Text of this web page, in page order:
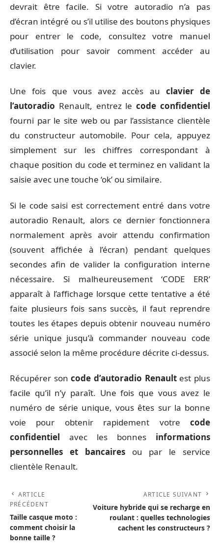
devrait être facile. Si votre autoradio n’a pas
d’écran intégré ou s’il utilise des boutons physiques
pour entrer le code, consultez votre manuel
d’utilisation pour savoir comment accéder au
clavier.
Une fois que vous avez accès au clavier de
l’autoradio Renault, entrez lecode confidentiel
fourni par le site web ou par l’assistance clientèle
du constructeur automobile. Pour cela, appuyez
simplement sur les chiffres correspondant à
chaque position du code et terminez en validant la
saisie avec une touche ‘ok’ ou similaire.
Si le code saisi est correctement entré dans votre
autoradio Renault, alors ce dernier fonctionnera
normalement après avoir attendu confirmation
(souvent affichée à l’écran) pendant quelques
secondes afin de valider la configuration interne
nécessaire. Si malheureusement ‘CODE ERR’
apparaît à l’affichage lorsque cette tentative a été
faite plusieurs fois sans succès, il faut reprendre
toutes les étapes depuis obtenir nouveau numéro
série unique jusqu’à commander nouveau code
associé selon la même procédure décrite ci-dessus.
Récupérer soncode d’autoradio Renaultest plus
facile qu’il n’y paraît. Une fois que vous avez le
numéro de série unique, vous êtes sur la bonne
voie pour obtenir rapidement votre code
confidentiel avec les bonnes informations
personnelles et bancairesou par le service
clientèle Renault.
ARTICLE
PRÉCÉDENT
Taille casque moto :
comment choisir la
bonne taille ?
ARTICLE SUIVANT
Voiture hybride qui se recharge en
roulant : quelles technologies
cachent les constructeurs ?